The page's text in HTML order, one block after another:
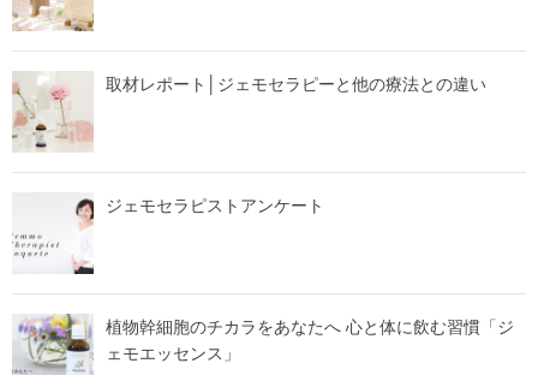
取材レポート│ジェモセラピーと他の療法との違い
ジェモセラピストアンケート
植物幹細胞のチカラをあなたへ 心と体に飲む習慣「ジ
ェモエッセンス」